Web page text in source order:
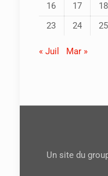
16
17 18
23
24 25
« Juil Mar »
Un site du